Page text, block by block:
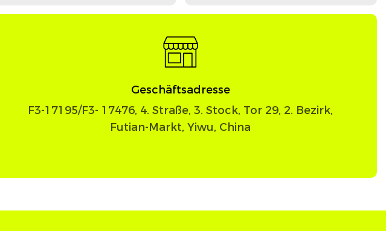
Geschäftsadresse
F3-17195/F3- 17476, 4. Straße, 3. Stock, Tor 29, 2. Bezirk,
Futian-Markt, Yiwu, China